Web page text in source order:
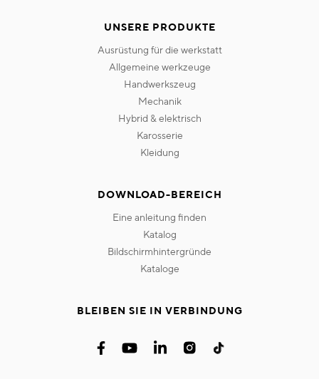
UNSERE PRODUKTE
ausrüstung für die werkstatt
allgemeine werkzeuge
handwerkszeug
mechanik
hybrid & elektrisch
karosserie
kleidung
DOWNLOAD-BEREICH
eine anleitung finden
katalog
bildschirmhintergründe
kataloge
BLEIBEN SIE IN VERBINDUNG